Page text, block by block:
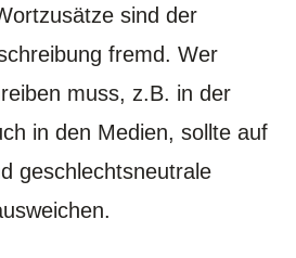
sind der
fremd. Wer
muss, z.B. in der
in den Medien, sollte auf
geschlechtsneutrale